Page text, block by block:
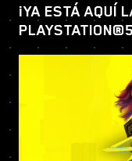
¡YA ESTÁ AQUÍ